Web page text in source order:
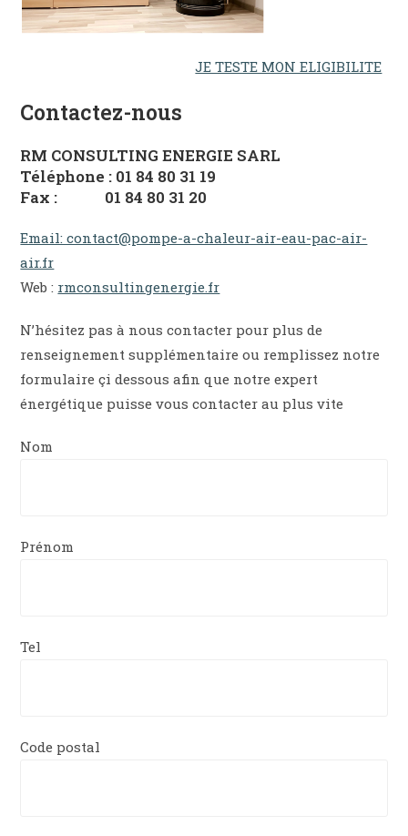
JE TESTE MON ELIGIBILITE
Contactez-nous
RM CONSULTING ENERGIE SARL
Téléphone : 01 84 80 31 19
Fax : 01 84 80 31 20
Email: contact@pompe-a-chaleur-air-eau-pac-air-
air.fr
Web : rmconsultingenergie.fr
N’hésitez pas à nous contacter pour plus de
renseignement supplémentaire ou remplissez notre
formulaire çi dessous afin que notre expert
énergétique puisse vous contacter au plus vite
Nom
Prénom
Tel
Code postal